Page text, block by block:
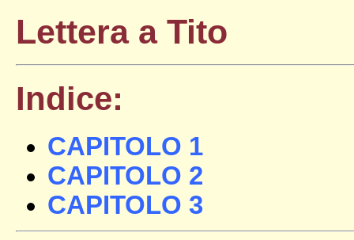
Lettera a Tito
Indice:
CAPITOLO 1
CAPITOLO 2
CAPITOLO 3